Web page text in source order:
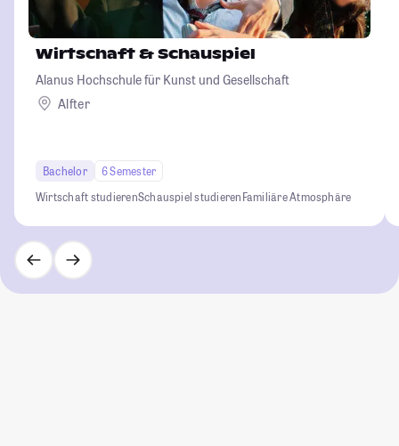
Wirtschaft & Schauspiel
Alanus Hochschule für Kunst und Gesellschaft
Alfter
Bachelor
6 Semester
Wirtschaft studierenSchauspiel studierenFamiliäre Atmosphäre